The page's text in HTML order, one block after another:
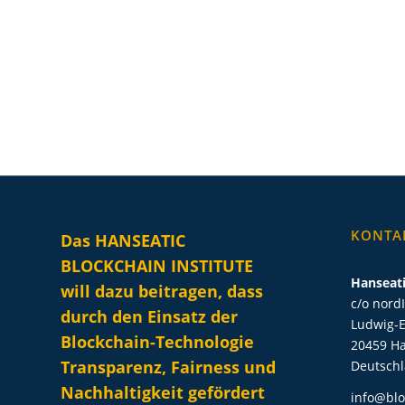
Das HANSEATIC
BLOCKCHAIN INSTITUTE
will dazu beitragen, dass
durch den Einsatz der
Blockchain-Technologie
Transparenz, Fairness und
Nachhaltigkeit gefördert
c/o
Ludwig-
20459